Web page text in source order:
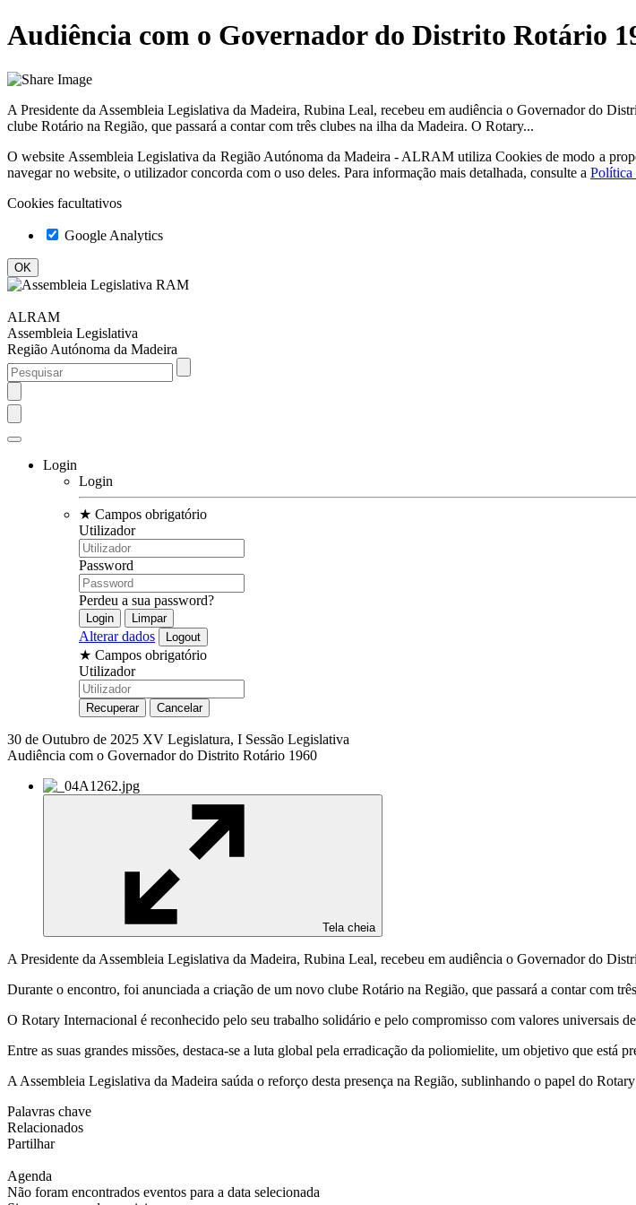
Audiência com o Governador do Distrito Rotário
A Presidente da Assembleia Legislativa da Madeira, Rubina Leal, recebeu em audiência o Governador do
clube Rotário na Região, que passará a contar com três clubes na ilha da Madeira. O Rotary...
O website Assembleia Legislativa da Região Autónoma da Madeira - ALRAM utiliza Cookies de modo a
navegar no website, o utilizador concorda com o uso deles. Para informação mais detalhada, consulte a Política
Cookies facultativos
Google Analytics
ALRAM
Assembleia Legislativa
Região Autónoma da Madeira
Login
Login
★ Campos obrigatório
Utilizador
Password
Perdeu a sua password?
Alterar dados
★ Campos obrigatório
Utilizador
30 de Outubro de 2025 XV Legislatura, I Sessão Legislativa
Audiência com o Governador do Distrito Rotário 1960
Tela cheia
A Presidente da Assembleia Legislativa da Madeira, Rubina Leal, recebeu em audiência o Governador do
Durante o encontro, foi anunciada a criação de um novo clube Rotário na Região, que passará a contar com
O Rotary Internacional é reconhecido pelo seu trabalho solidário e pelo compromisso com valores universais
Entre as suas grandes missões, destaca-se a luta global pela erradicação da poliomielite, um objetivo que está
A Assembleia Legislativa da Madeira saúda o reforço desta presença na Região, sublinhando o papel do
Palavras chave
Relacionados
Partilhar
Agenda
Não foram encontrados eventos para a data selecionada